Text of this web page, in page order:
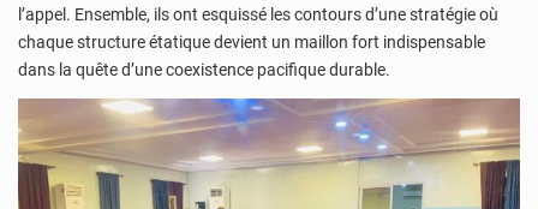
l’appel. Ensemble, ils ont esquissé les contours d’une stratégie où
chaque structure étatique devient un maillon fort indispensable
dans la quête d’une coexistence pacifique durable.